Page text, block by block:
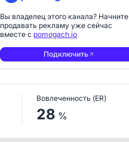
Вы владелец этого канала? Начните
продавать рекламу уже сейчас
вместе с pomogach.io
Подключить
Вовлеченность (ER)
28 %